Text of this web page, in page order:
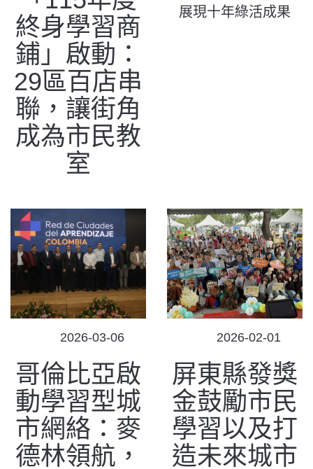
終身學習商
鋪」啟動：
29區百店串
聯，讓街角
成為市民教
室
展現十年綠活成果
POSTED
2026-03-06
哥倫比亞啟
動學習型城
市網絡：麥
德林領航，
POSTED
2026-02-01
屏東縣發獎
金鼓勵市民
學習以及打
造未來城市